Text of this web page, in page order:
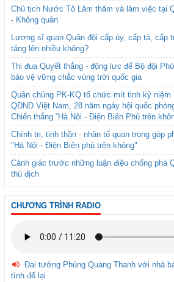
Chủ tịch Nước Tô Lâm thăm và làm việc tại
- Không quân
Lương sĩ quan Quân đội cấp úy, cấp tá, cấp
tăng lên nhiều không?
Thi đua Quyết thắng - động lực để Bộ đội
bảo vệ vững chắc vùng trời quốc gia
Quân chủng PK-KQ tổ chức mít tinh kỷ niệm
QĐND Việt Nam, 28 năm ngày hội quốc
Chiến thắng “Hà Nội - Điện Biên Phủ trên
Chính trị, tinh thần - nhân tố quan trọng góp
"Hà Nội - Điện Biên phủ trên không"
Cảnh giác trước những luận điệu chống phá
thù địch
CHƯƠNG TRÌNH RADIO
Đại tướng Phùng Quang Thanh với nhà
tình để lại